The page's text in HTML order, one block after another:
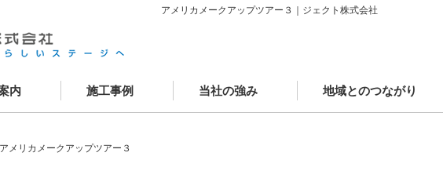
アメリカメークアップツアー３｜ジェクト株式会社
内
サルティング
施工事例
新築施工事例
リニューアル施工事例
当社の強み 地域とのつながり
メリカメークアップツアー３